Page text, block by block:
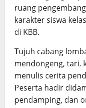
ruang
karakter siswa
di KBB.
Tujuh cabang
mendongeng, tari,
menulis cerita
Peserta hadir
pendamping, dan